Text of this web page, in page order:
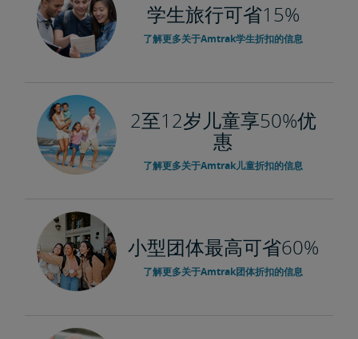
学生旅行可省15%
了解更多关于Amtrak学生折扣的信息
2至12岁儿童享50%优
惠
了解更多关于Amtrak儿童折扣的信息
小型团体最高可省60%
了解更多关于Amtrak团体折扣的信息